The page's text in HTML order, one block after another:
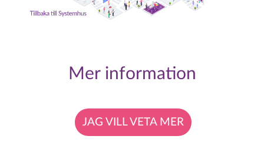
Mer information
JAG VILL VETA MER